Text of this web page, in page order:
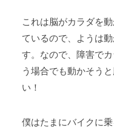
これは脳がカラダを
ているので、ようは
す。なので、障害で
う場合でも動かそう
い！
僕はたまにバイクに